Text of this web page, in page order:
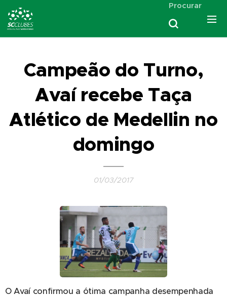
Procurar
Campeão do Turno,
Avaí recebe Taça
Atlético de Medellin no
domingo
01/03/2017
O Avaí confirmou a ótima campanha desempenhada